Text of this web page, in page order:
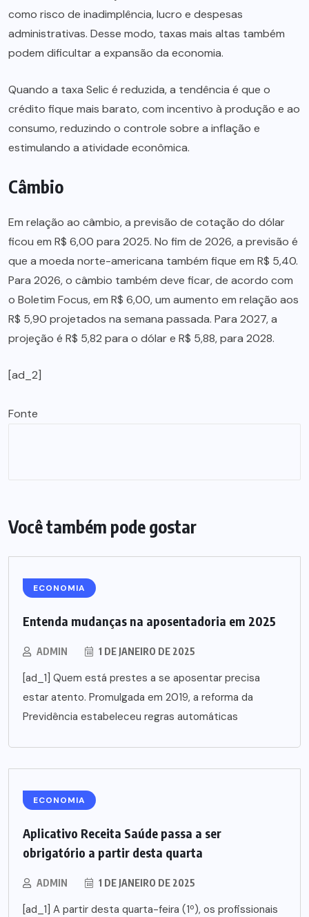
como risco de inadimplência, lucro e despesas
administrativas. Desse modo, taxas mais altas também
podem dificultar a expansão da economia.
Quando a taxa Selic é reduzida, a tendência é que o
crédito fique mais barato, com incentivo à produção e ao
consumo, reduzindo o controle sobre a inflação e
estimulando a atividade econômica.
Câmbio
Em relação ao câmbio, a previsão de cotação do dólar
ficou em R$ 6,00 para 2025. No fim de 2026, a previsão é
que a moeda norte-americana também fique em R$ 5,40.
Para 2026, o câmbio também deve ficar, de acordo com
o Boletim Focus, em R$ 6,00, um aumento em relação aos
R$ 5,90 projetados na semana passada. Para 2027, a
projeção é R$ 5,82 para o dólar e R$ 5,88, para 2028.
[ad_2]
Fonte
Você também pode gostar
ECONOMIA
Entenda mudanças na aposentadoria em 2025
ADMIN 1 DE JANEIRO DE 2025
[ad_1] Quem está prestes a se aposentar precisa
estar atento. Promulgada em 2019, a reforma da
Previdência estabeleceu regras automáticas
ECONOMIA
Aplicativo Receita Saúde passa a ser
obrigatório a partir desta quarta
ADMIN 1 DE JANEIRO DE 2025
[ad_1] A partir desta quarta-feira (1º), os profissionais